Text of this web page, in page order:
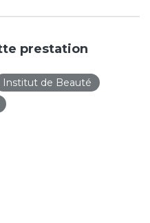
prestation
Institut de Beauté